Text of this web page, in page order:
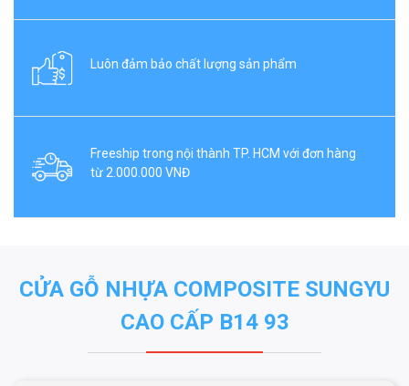
Luôn đảm bảo chất lượng sản phẩm
Freeship trong nội thành TP. HCM với đơn hàng
từ 2.000.000 VNĐ
CỬA GỖ NHỰA COMPOSITE SUNGYU
CAO CẤP B14 93